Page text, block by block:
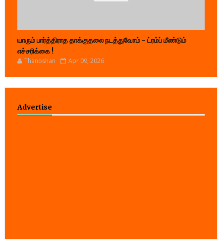
யாரும் பார்த்திராத தாக்குதலை நடத்துவோம் - ட்ரம்ப் மீண்டும்
எச்சரிக்கை !
Thanoshan Apr 09, 2026
Advertise